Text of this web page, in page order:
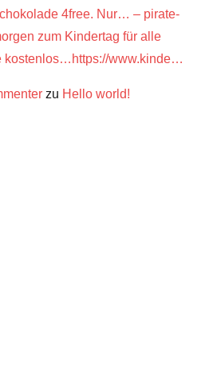
4free. Nur… – pirate-
zum Kindertag für alle
kostenlos…https://www.kinde…
zu Hello world!